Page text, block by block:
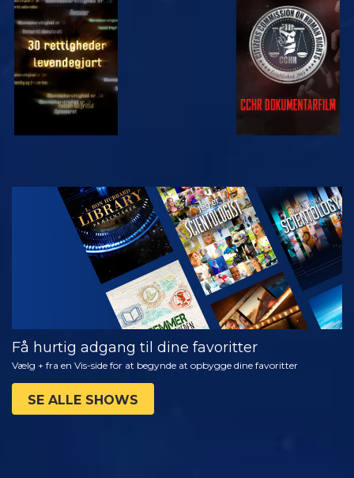
SE SE
SE
UDFORSK
SERIEN
Få hurtig adgang til dine favoritter
Vælg + fra en Vis-side for at begynde at opbygge dine favoritter
SE ALLE SHOWS